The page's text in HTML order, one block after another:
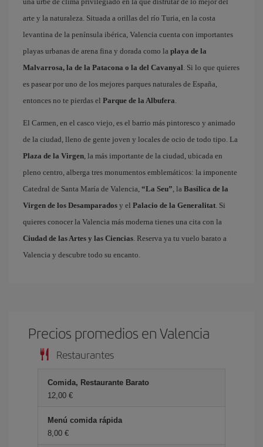
arte y la naturaleza. Situada a orillas del río Turia, en la costa
levantina de la península ibérica, Valencia cuenta con importantes
playas urbanas de arena fina y dorada como la playa de la
Malvarrosa, la de la Patacona o la del Cavanyal. Si lo que quieres
es pasear por uno de los mejores parques naturales de España,
entonces no te pierdas el Parque de la Albufera.
El Carmen, en el casco viejo, es el barrio más pintoresco y animado
de la ciudad, lleno de gente joven y locales de ocio de todo tipo. La
Plaza de la Virgen, la más importante de la ciudad, ubicada en
pleno centro, alberga tres monumentos emblemáticos: la imponente
Catedral de Santa María de Valencia, “La Seu”, la Basílica de la
Virgen de los Desamparados y el Palacio de la Generalitat. Si
quieres conocer la Valencia más moderna tienes una cita con la
Ciudad de las Artes y las Ciencias. Reserva ya tu vuelo barato a
Valencia y descubre todo su encanto.
Precios promedios en Valencia
Restaurantes
Comida, Restaurante Barato
12,00 €
Menú comida rápida
8,00 €